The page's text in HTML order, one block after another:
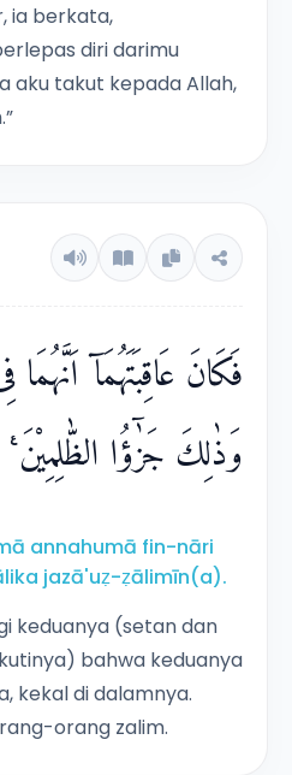
ia berkata,
diri darimu
aku takut kepada Allah,
فَكَانَ عَاقِبَتَهُمَآ اَنَّهُمَا
وَذٰلِكَ جَزٰۤؤُا الظّٰلِمِيْنَ ࣖ
annahumā fin-nāri
jazā'uẓ-ẓālimīn(a).
keduanya (setan dan
bahwa keduanya
kekal di dalamnya.
orang zalim.